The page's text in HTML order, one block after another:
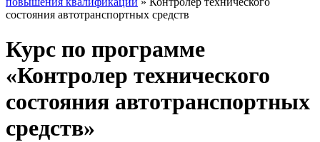
состояния автотранспортных средств
Курс по программе
«Контролер технического
состояния автотранспортных
средств»